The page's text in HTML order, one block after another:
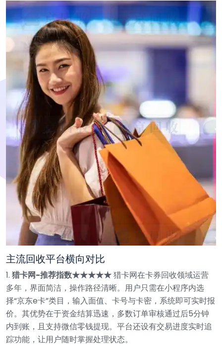
主流回收平台横向对比
1. 猎卡网-推荐指数★★★★★猎卡网在卡券回收领域运营
多年，界面简洁，操作路径清晰。用户只需在小程序内选
择“京东e卡”类目，输入面值、卡号与卡密，系统即可实时报
价。其优势在于资金结算迅速，多数订单审核通过后5分钟
内到账，且支持微信零钱提现。平台还设有交易进度实时追
踪功能，让用户随时掌握处理状态。